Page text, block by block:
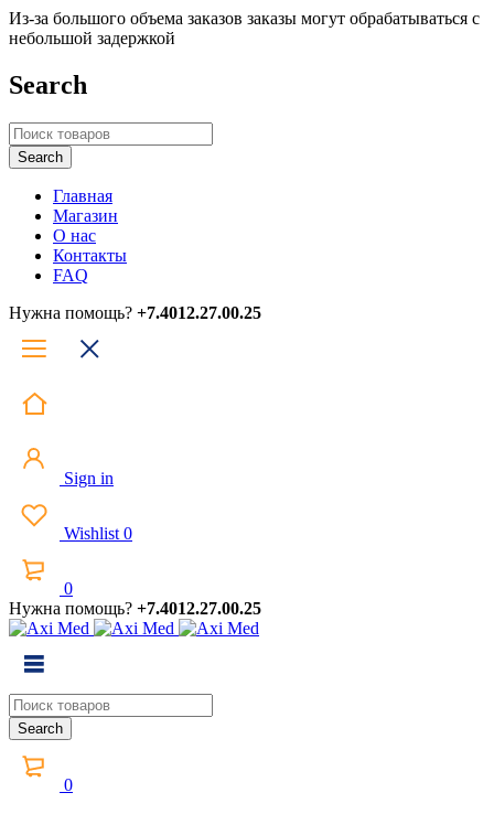
Из-за большого объема заказов заказы могут обрабатываться с
небольшой задержкой
Search
Главная
Магазин
О нас
Контакты
FAQ
Нужна помощь? +7.4012.27.00.25
Sign in
Wishlist 0
0
Нужна помощь? +7.4012.27.00.25
0